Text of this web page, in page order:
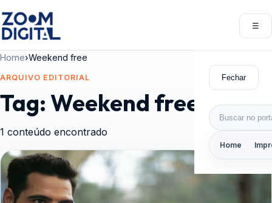
☰
Fechar
Buscar por:
Home
Home›Weekend free
ARQUIVO EDITORIAL
Tag:Weekend free
1 conteúdo encontrado